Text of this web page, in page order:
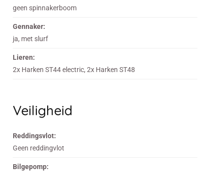
geen spinnakerboom
Gennaker:
ja, met slurf
Lieren:
2x Harken ST44 electric, 2x Harken ST48
Veiligheid
Reddingsvlot:
Geen reddingvlot
Bilgepomp: